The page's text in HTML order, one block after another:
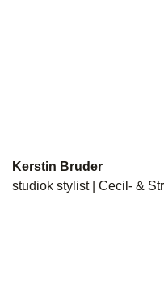
Kerstin Bruder
studiok stylist | Cecil- &